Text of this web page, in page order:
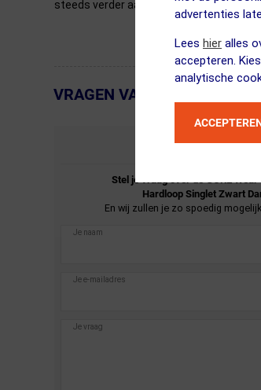
advertenties
Lees hier alles
accepteren.
analytische
steeds verder aanscherpen om
← Terug naar productnavigatie
VRAGEN VAN KLANTEN
STEL JE
Stel je vraag over de
Hardloop Singlet Zwart
En wij zullen je zo spoedig